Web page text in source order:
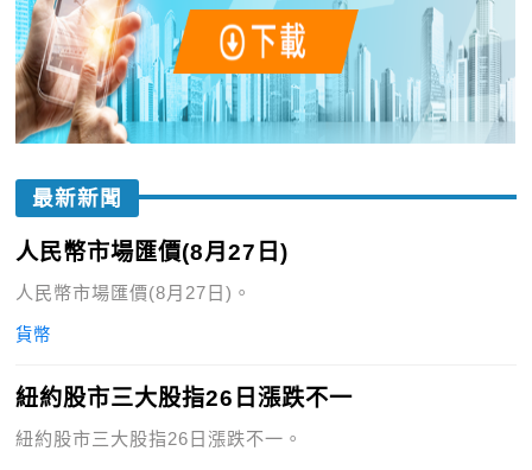
最新新聞
人民幣市場匯價(8月27日)
人民幣市場匯價(8月27日)。
貨幣
紐約股市三大股指26日漲跌不一
紐約股市三大股指26日漲跌不一。